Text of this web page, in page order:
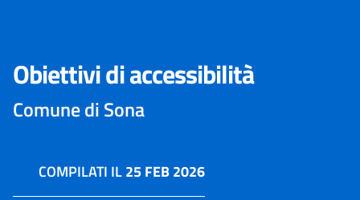
Obiettivi di accessibilità
Comune di Sona
COMPILATI IL25 FEB 2026